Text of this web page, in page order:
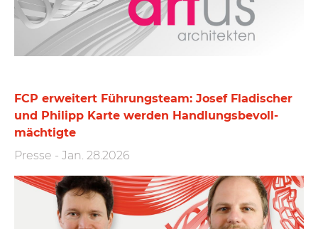
FCP erweitert Führungs­team: Josef Fladischer
und Philipp Karte werden Handlungs­bevoll­
mächtigte
Presse - Jan. 28.2026